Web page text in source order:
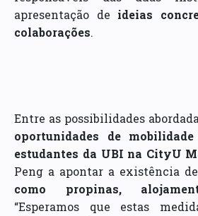
apresentação de ideias
colaborações.
Entre as possibilidades
oportunidades de
estudantes da UBI na CityU
Peng a apontar a existência de
como propinas,
“Esperamos que estas